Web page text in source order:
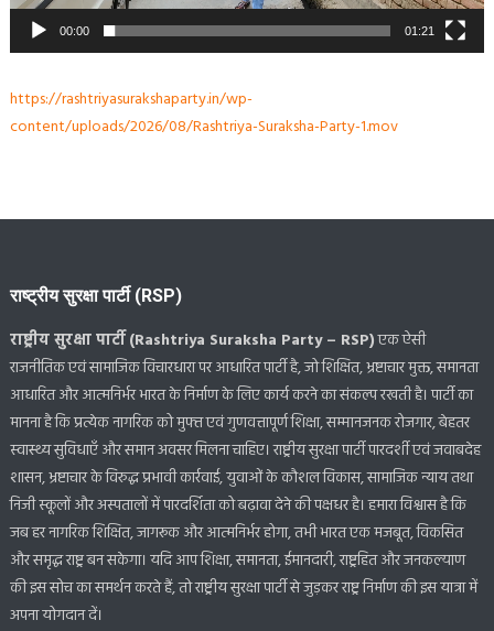
00:00 01:21
https://rashtriyasurakshaparty.in/wp-
content/uploads/2026/08/Rashtriya-Suraksha-Party-1.mov
राष्ट्रीय सुरक्षा पार्टी (RSP)
राष्ट्रीय सुरक्षा पार्टी (Rashtriya Suraksha Party – RSP)एक ऐसी
राजनीतिक एवं सामाजिक विचारधारा पर आधारित पार्टी है, जो शिक्षित, भ्रष्टाचार मुक्त, समानता
आधारित और आत्मनिर्भर भारत के निर्माण के लिए कार्य करने का संकल्प रखती है। पार्टी का
मानना है कि प्रत्येक नागरिक को मुफ्त एवं गुणवत्तापूर्ण शिक्षा, सम्मानजनक रोजगार, बेहतर
स्वास्थ्य सुविधाएँ और समान अवसर मिलना चाहिए। राष्ट्रीय सुरक्षा पार्टी पारदर्शी एवं जवाबदेह
शासन, भ्रष्टाचार के विरुद्ध प्रभावी कार्रवाई, युवाओं के कौशल विकास, सामाजिक न्याय तथा
निजी स्कूलों और अस्पतालों में पारदर्शिता को बढ़ावा देने की पक्षधर है। हमारा विश्वास है कि
जब हर नागरिक शिक्षित, जागरूक और आत्मनिर्भर होगा, तभी भारत एक मजबूत, विकसित
और समृद्ध राष्ट्र बन सकेगा। यदि आप शिक्षा, समानता, ईमानदारी, राष्ट्रहित और जनकल्याण
की इस सोच का समर्थन करते हैं, तो राष्ट्रीय सुरक्षा पार्टी से जुड़कर राष्ट्र निर्माण की इस यात्रा में
अपना योगदान दें।